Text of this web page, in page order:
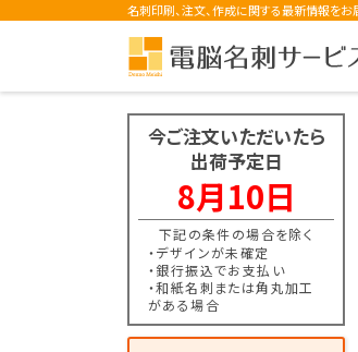
名刺印刷、注文、作成に関する最新情報をお
今ご注文いただいたら
出荷予定日
8月10日
下記の条件の場合を除く
・デザインが未確定
・銀行振込でお支払い
・和紙名刺または角丸加工
がある場合